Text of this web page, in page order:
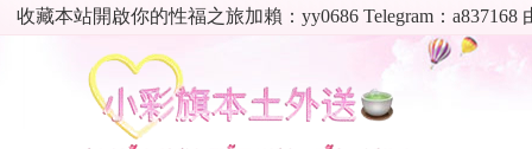
收藏本站開啟你的性福之旅加賴：yy0686 Telegram：